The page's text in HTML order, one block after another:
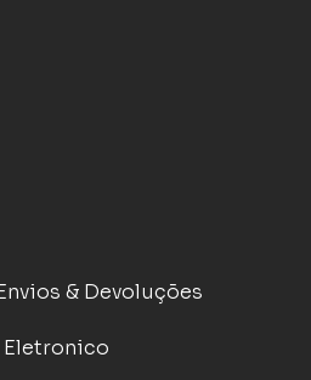
& Devoluções
Eletronico